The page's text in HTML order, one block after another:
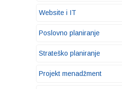
Website i IT
Poslovno planiranje
Strateško planiranje
Projekt menadžment